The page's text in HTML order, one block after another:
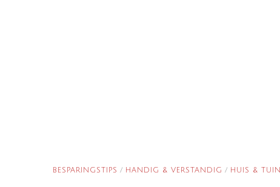
BESPARINGSTIPS / HANDIG & VERSTANDIG / HUIS & TUIN